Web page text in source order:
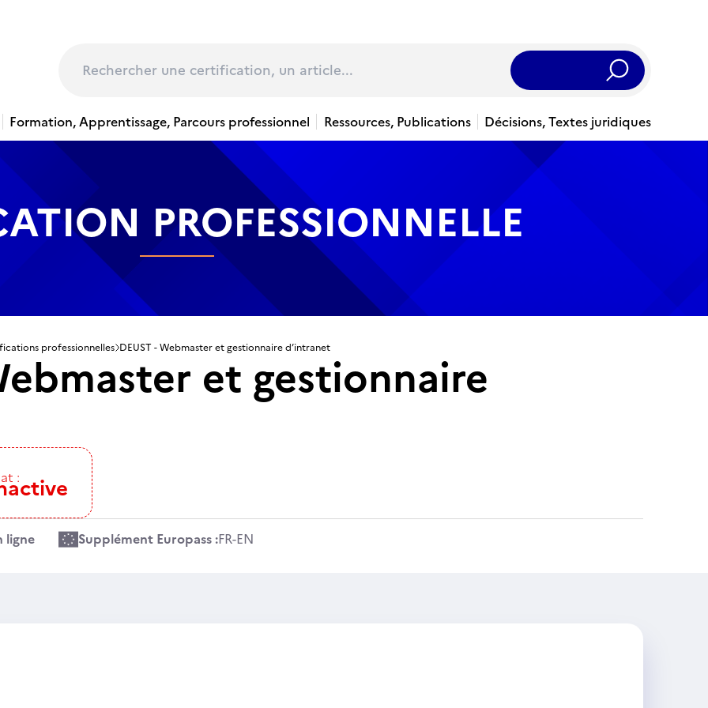
Rechercher
Formation, Apprentissage, Parcours professionnel Ressources, Publications Décisions, Textes juridiques
PROFESSIONNELLE
professionnelles DEUST - Webmaster et gestionnaire d’intranet
et gestionnaire
:
ligne Supplément Europass :FR-EN